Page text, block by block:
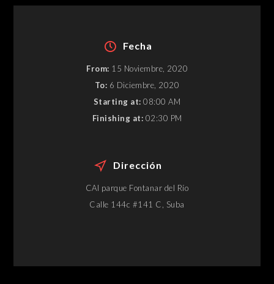
Fecha
From: 15 Noviembre, 2020
To: 6 Diciembre, 2020
Starting at: 08:00 AM
Finishing at: 02:30 PM
Dirección
CAI parque Fontanar del Río
Calle 144c #141 C, Suba